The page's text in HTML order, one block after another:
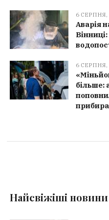
6 СЕРПНЯ,
Аварія
6 СЕРПНЯ,
більше:
Найсвіжіші новини